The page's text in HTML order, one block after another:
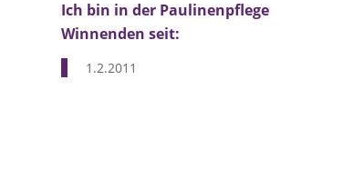
Ich bin in der Paulinenpflege
Winnenden seit:
1.2.2011